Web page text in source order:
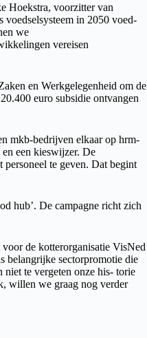
Hoekstra, voorzitter van
voedselsysteem in 2050 voed-
we
vereisen
en Werkgelegenheid om de
euro subsidie ontvangen
mkb-bedrijven elkaar op hrm-
een kieswijzer. De
te geven. Dat begint
hub’. De campagne richt zich
de kotterorganisatie VisNed
belangrijke sectorpromotie die
niet te vergeten onze his- torie
willen we graag nog verder